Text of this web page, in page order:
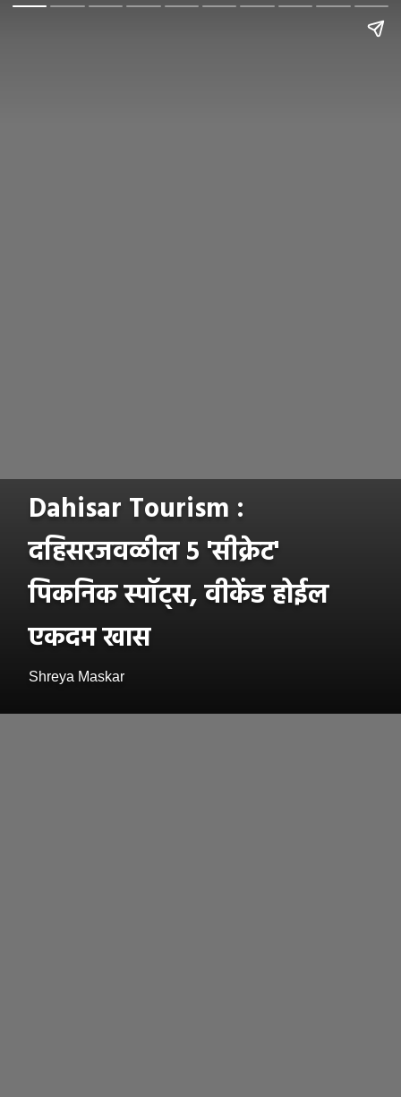
Dahisar Tourism :
दहिसरजवळील ५ 'सीक्रेट'
पिकनिक स्पॉट्स, वीकेंड होईल
एकदम खास
Shreya Maskar